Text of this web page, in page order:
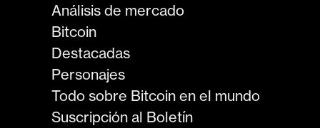
Análisis de mercado
Bitcoin
Destacadas
Personajes
Todo sobre Bitcoin en el mundo
Suscripción al Boletín